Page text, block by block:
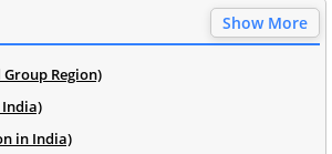
Show More
Group Region)
India)
in India)